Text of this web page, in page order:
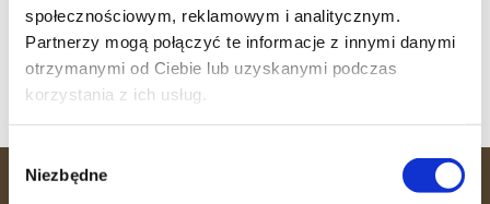
społecznościowym, reklamowym i analitycznym.
Partnerzy mogą połączyć te informacje z innymi danymi
otrzymanymi od Ciebie lub uzyskanymi podczas
korzystania z ich usług.
Wybór
zgody
Niezbędne
Witamy 36 MINUT Sosnowiec
Witamy 36 MINUT Busko-Zdrój